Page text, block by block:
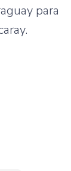
para